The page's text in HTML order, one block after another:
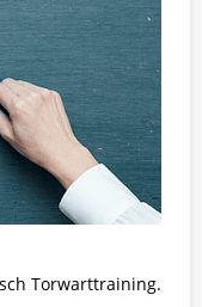
Torwarttraining.